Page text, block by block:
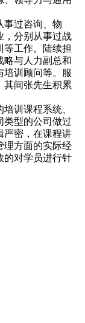
事过咨询、物
，分别从事过战
等工作。陆续担
略与人力副总和
培训顾问等。服
其间张先生积累
训课程系统、
类型的公司做过
严密，在课程讲
理方面的实际经
的对学员进行针